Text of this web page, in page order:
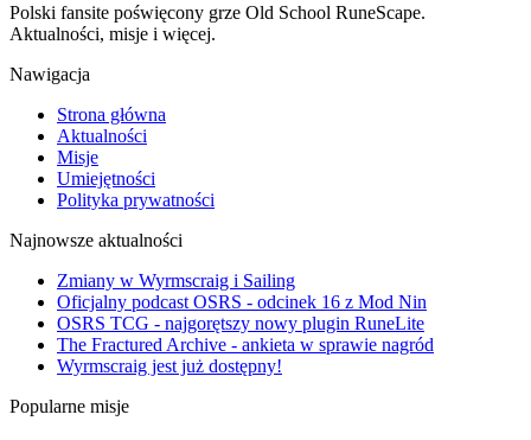
Polski fansite poświęcony grze Old School RuneScape.
Aktualności, misje i więcej.
Nawigacja
Strona główna
Aktualności
Misje
Umiejętności
Polityka prywatności
Najnowsze aktualności
Zmiany w Wyrmscraig i Sailing
Oficjalny podcast OSRS - odcinek 16 z Mod Nin
OSRS TCG - najgorętszy nowy plugin RuneLite
The Fractured Archive - ankieta w sprawie nagród
Wyrmscraig jest już dostępny!
Popularne misje